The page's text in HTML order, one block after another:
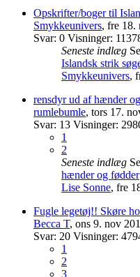
Opskrifter/boger til
Smykkeunivers, fre 18.
Svar: 0 Visninger:
Seneste indlæg
Islandsk strik
Smykkeunivers,
rensdyr ud af hænder
rumlebumle, tors 17.
Svar: 13 Visninger:
1
2
Seneste indlæg
hænder og fødder
Lise Sonne, fre
Fugle legetøj!! Skøre
Becca T, ons 9. nov
Svar: 20 Visninger:
1
2
3